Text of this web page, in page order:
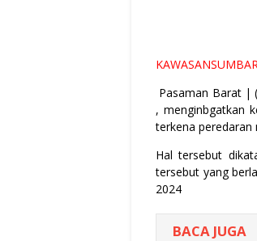
Pasaman Barat |
, menginbgatkan
terkena peredaran
Hal tersebut
tersebut yang
2024
BACA JUGA